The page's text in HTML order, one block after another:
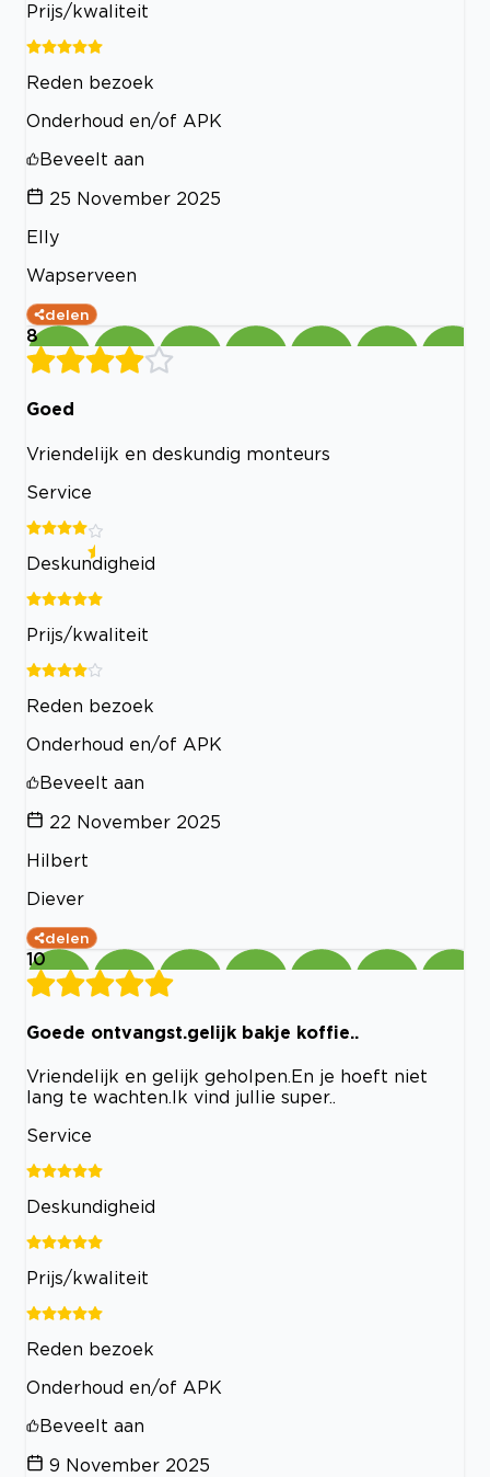
Prijs/kwaliteit
Reden bezoek
Onderhoud en/of APK
Beveelt aan
25 November 2025
Elly
Wapserveen
delen
8
Goed
Vriendelijk en deskundig monteurs
Service
Deskundigheid
Prijs/kwaliteit
Reden bezoek
Onderhoud en/of APK
Beveelt aan
22 November 2025
Hilbert
Diever
delen
10
Goede ontvangst.gelijk bakje koffie..
Vriendelijk en gelijk geholpen.En je hoeft niet
lang te wachten.Ik vind jullie super..
Service
Deskundigheid
Prijs/kwaliteit
Reden bezoek
Onderhoud en/of APK
Beveelt aan
9 November 2025